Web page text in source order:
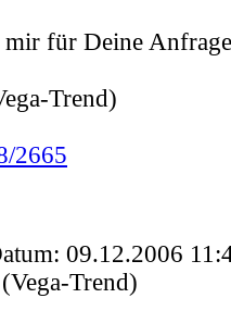
mir für Deine
Trend)
2665
09.12.2006
Trend)